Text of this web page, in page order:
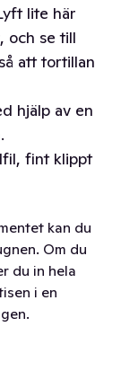
lite här
och se till
att tortillan
hjälp av en
fint klippt
kan du
Om du
du in hela
i en